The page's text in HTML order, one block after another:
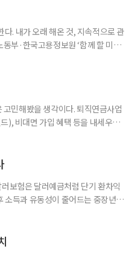
환자 수
. 내가 오래 해온 것, 지속적으로 관
부·한국고용정보원 ‘함께 할 미래
민해봤을 생각이다. 퇴직연금사업
), 비대면 가입 혜택 등을 내세우며
기준에 따라달라질 수 있다.
보험은 달러예금처럼 단기 환차익
소득과 유동성이 줄어드는 중장년층
보험은 보험료를 달러로 내고